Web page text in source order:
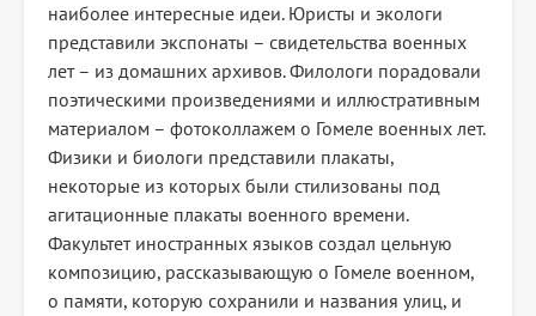
наиболее интересные идеи. Юристы и экологи
представили экспонаты – свидетельства военных
лет – из домашних архивов. Филологи порадовали
поэтическими произведениями и иллюстративным
материалом – фотоколлажем о Гомеле военных лет.
Физики и биологи представили плакаты,
некоторые из которых были стилизованы под
агитационные плакаты военного времени.
Факультет иностранных языков создал цельную
композицию, рассказывающую о Гомеле военном,
о памяти, которую сохранили и названия улиц, и